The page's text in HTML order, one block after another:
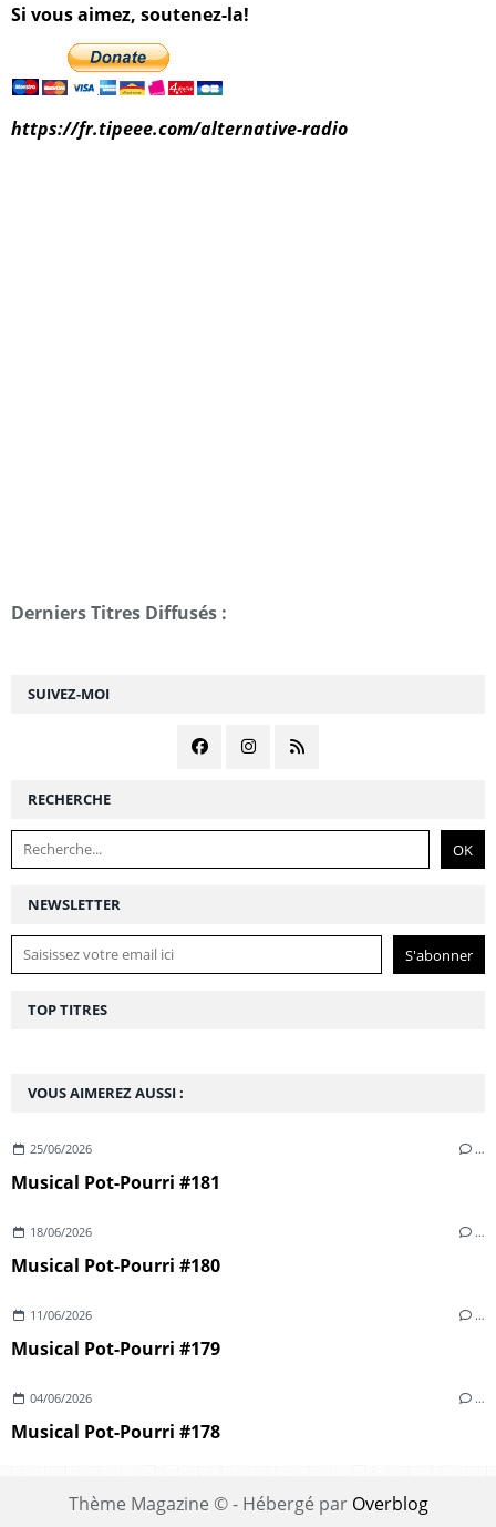
NEWSLETTER
SUIVEZ-MOI
RECHERCHE
VOUS AIMEREZ AUSSI :
25/06/2026 …
Musical Pot-Pourri #181
18/06/2026 …
Musical Pot-Pourri #180
11/06/2026 …
Musical Pot-Pourri #179
04/06/2026 …
Musical Pot-Pourri #178
Si vous aimez, soutenez-la!
https://fr.tipeee.com/alternative-radio
Derniers Titres Diffusés :
TOP TITRES
Thème Magazine © - Hébergé par Overblog